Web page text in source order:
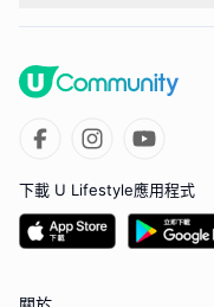
下載 U Lifestyle應用程式